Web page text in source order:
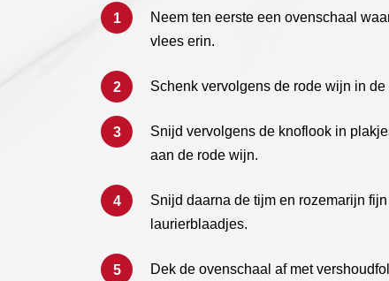
Neem ten eerste een ovenschaal
vlees erin.
Schenk vervolgens de rode wijn in
Snijd vervolgens de knoflook in
aan de rode wijn.
Snijd daarna de tijm en rozemarijn
laurierblaadjes.
Dek de ovenschaal af met